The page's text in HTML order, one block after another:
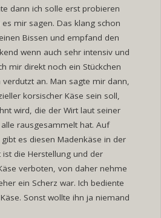
dann ich solle erst probieren
mir sagen. Das klang schon
Bissen und empfand den
wenn auch sehr intensiv und
mir direkt noch ein Stückchen
an. Man sagte mir dann,
korsischer Käse sein soll,
wird, die der Wirt laut seiner
rausgesammelt hat. Auf
es diesen Madenkäse in der
ist die Herstellung und der
verboten, von daher nehme
ein Scherz war. Ich bediente
Sonst wollte ihn ja niemand